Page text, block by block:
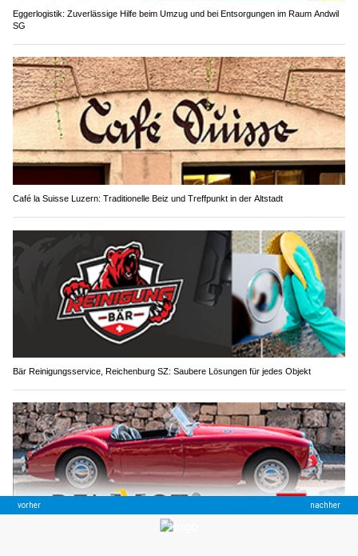
Eggerlogistik: Zuverlässige Hilfe beim Umzug und bei Entsorgungen im Raum Andwil
SG
Café la Suisse Luzern: Traditionelle Beiz und Treffpunkt in der Altstadt
Bär Reinigungsservice, Reichenburg SZ: Saubere Lösungen für jedes Objekt